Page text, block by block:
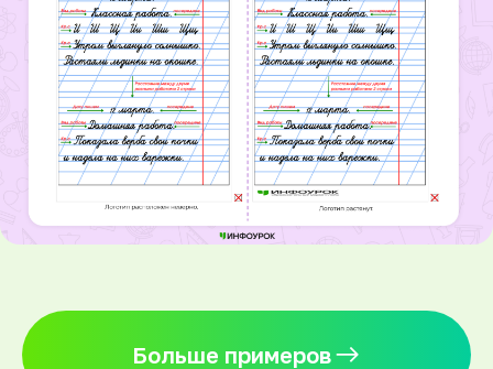
Больше примеров